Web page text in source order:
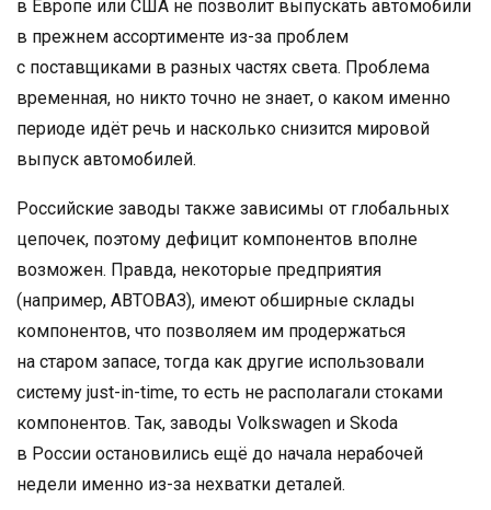
в Европе или США не позволит выпускать автомобили
в прежнем ассортименте из-за проблем
с поставщиками в разных частях света. Проблема
временная, но никто точно не знает, о каком именно
периоде идёт речь и насколько снизится мировой
выпуск автомобилей.
Российские заводы также зависимы от глобальных
цепочек, поэтому дефицит компонентов вполне
возможен. Правда, некоторые предприятия
(например, АВТОВАЗ), имеют обширные склады
компонентов, что позволяем им продержаться
на старом запасе, тогда как другие использовали
систему just-in-time, то есть не располагали стоками
компонентов. Так, заводы Volkswagen и Skoda
в России остановились ещё до начала нерабочей
недели именно из-за нехватки деталей.